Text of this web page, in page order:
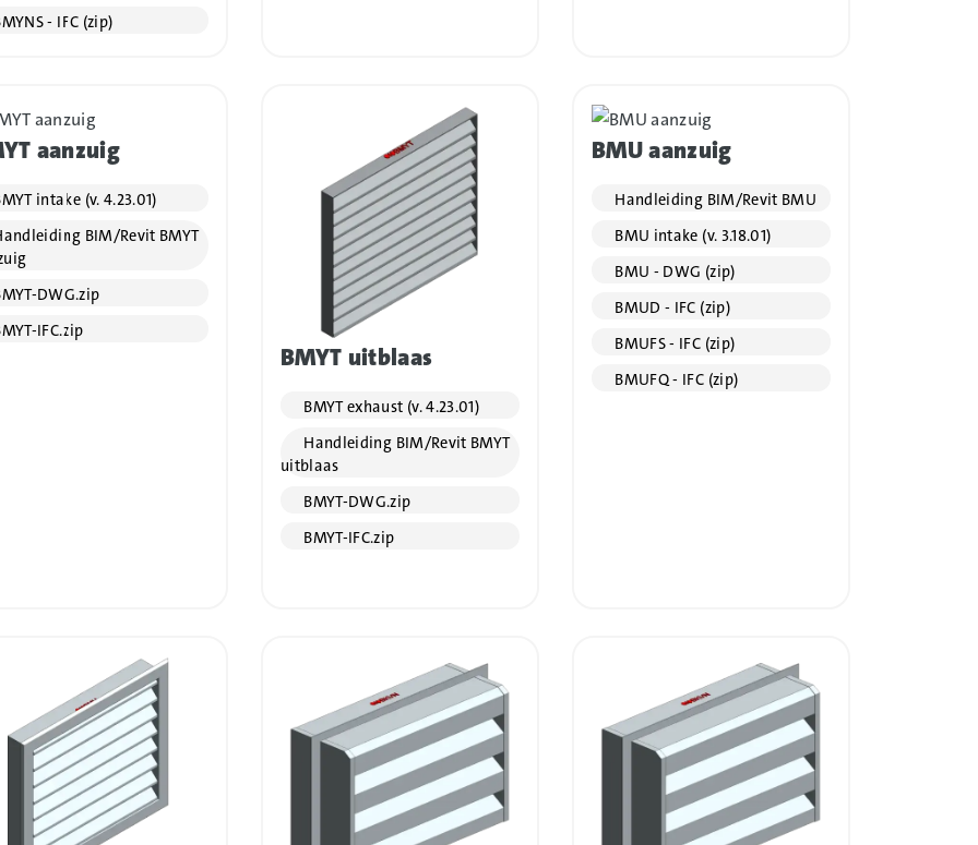
- IFC (zip)
aanzuig
intake (v. 4.23.01)
BIM/Revit BMYT
DWG.zip
IFC.zip
BMYT uitblaas
BMYT exhaust (v. 4.23.01)
Handleiding BIM/Revit BMYT
uitblaas
BMYT-DWG.zip
BMYT-IFC.zip
BMU aanzuig
Handleiding BIM/Revit BMU
BMU intake (v. 3.18.01)
BMU - DWG (zip)
BMUD - IFC (zip)
BMUFS - IFC (zip)
BMUFQ - IFC (zip)